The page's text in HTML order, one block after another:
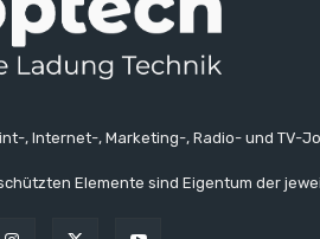
, Internet-, Marketing-, Radio- und TV-
Elemente sind Eigentum der